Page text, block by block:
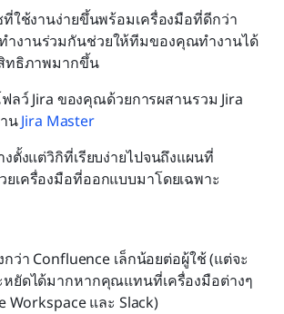
ที่ใช้งานง่ายขึ้นพร้อมเครื่องมือที่ดีกว่า
ำงานร่วมกันช่วยให้ทีมของคุณทำงานได้
ทธิภาพมากขึ้น
ฟลว์ Jira ของคุณด้วยการผสานรวม Jira
น Jira Master
ตั้งแต่วิกิที่เรียบง่ายไปจนถึงแผนที่
เครื่องมือที่ออกแบบมาโดยเฉพาะ
ว่า Confluence เล็กน้อยต่อผู้ใช้ (แต่จะ
ยัดได้มากหากคุณแทนที่เครื่องมือต่างๆ
Workspace และ Slack)